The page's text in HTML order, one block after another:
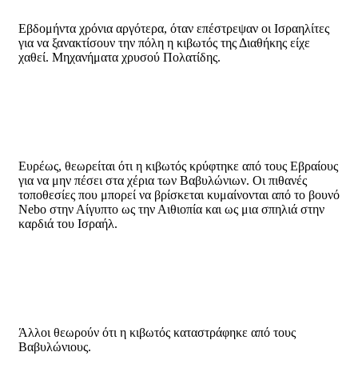
Εβδομήντα χρόνια αργότερα, όταν επέστρεψαν οι Ισραηλίτες
για να ξανακτίσουν την πόλη η κιβωτός της Διαθήκης είχε
χαθεί. Μηχανήματα χρυσού Πολατίδης.
Ευρέως, θεωρείται ότι η κιβωτός κρύφτηκε από τους Εβραίους
για να μην πέσει στα χέρια των Βαβυλώνιων. Οι πιθανές
τοποθεσίες που μπορεί να βρίσκεται κυμαίνονται από το βουνό
Nebo στην Αίγυπτο ως την Αιθιοπία και ως μια σπηλιά στην
καρδιά του Ισραήλ.
Άλλοι θεωρούν ότι η κιβωτός καταστράφηκε από τους
Βαβυλώνιους.